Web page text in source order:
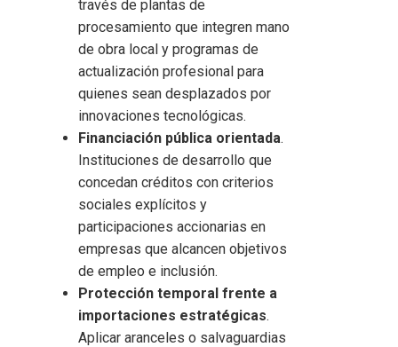
través de plantas de
procesamiento que integren mano
de obra local y programas de
actualización profesional para
quienes sean desplazados por
innovaciones tecnológicas.
Financiación pública orientada.
Instituciones de desarrollo que
concedan créditos con criterios
sociales explícitos y
participaciones accionarias en
empresas que alcancen objetivos
de empleo e inclusión.
Protección temporal frente a
importaciones estratégicas.
Aplicar aranceles o salvaguardias